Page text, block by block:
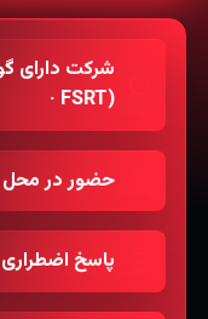
· FSRT)
حضور در محل در 45
پاسخ اضطراری 24/7